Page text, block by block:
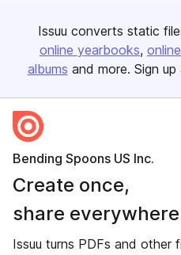
Issuu converts static
online yearbooks
albums and more. Sign up
Bending Spoons US Inc.
Create once,
share
Issuu turns PDFs and other